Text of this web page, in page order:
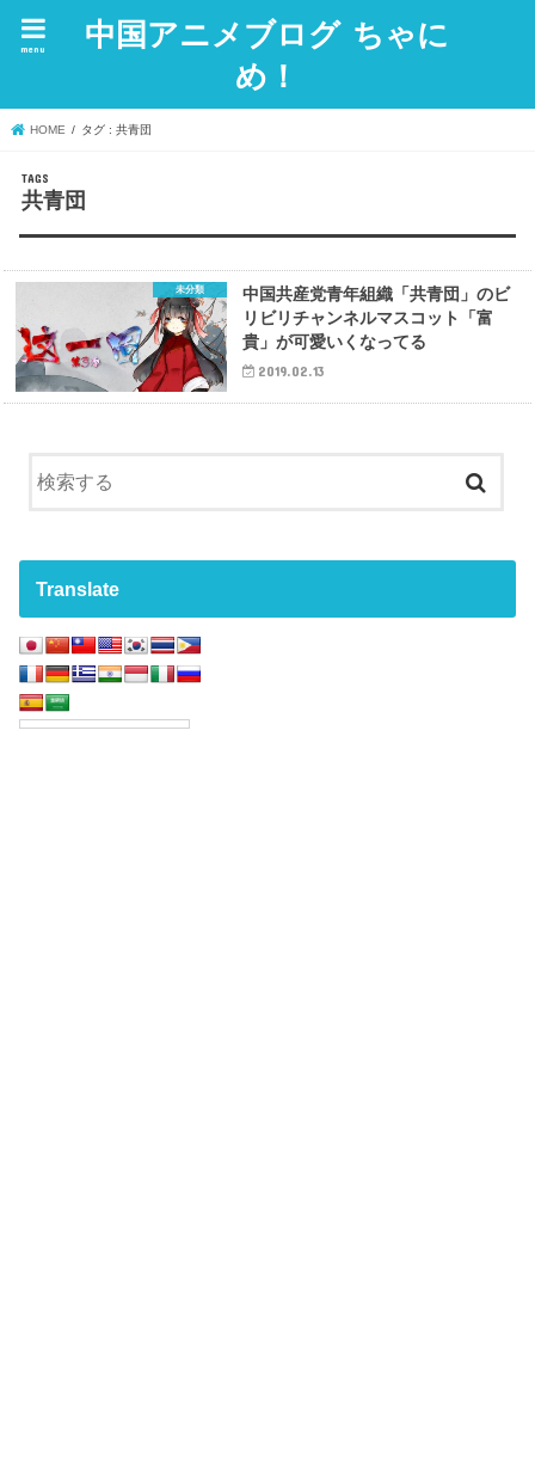
中国アニメブログ ちゃに
め！
menu
HOME タグ : 共青団
共青団
未分類
中国共産党青年組織「共青団」のビ
リビリチャンネルマスコット「富
貴」が可愛いくなってる
2019.02.13
Translate